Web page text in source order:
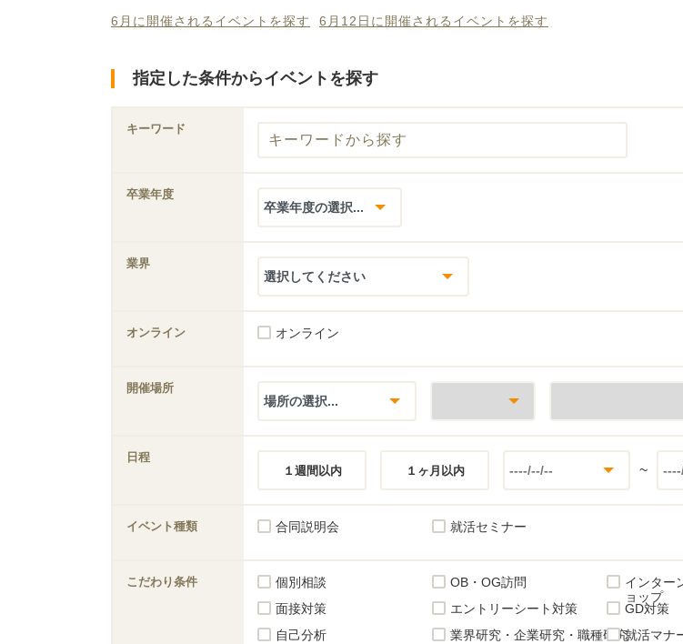
6月に開催されるイベントを探す 6月12日に開催されるイベントを探す
指定した条件からイベントを探す
キーワード
卒業年度
業界
オンライン オンライン
開催場所
日程
１週間以内
１ヶ月以内 ~
イベント種類 合同説明会 就活セミナー
こだわり条件 個別相談 OB・OG訪問
インター
ョップ
面接対策
エントリーシート対策
GD対策
自己分析
業界研究・企業研究・職種研究就活マナ